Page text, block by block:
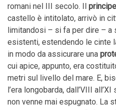
romani nel III secolo. Il
castello è intitolato, arrivò in
limitandosi – si fa per dire – a
esistenti, estendendo le cinte
in modo da assicurare una
cui apice, appunto, era
metri sul livello del mare. E,
l’era longobarda, dall’VIII
non venne mai espugnato. La